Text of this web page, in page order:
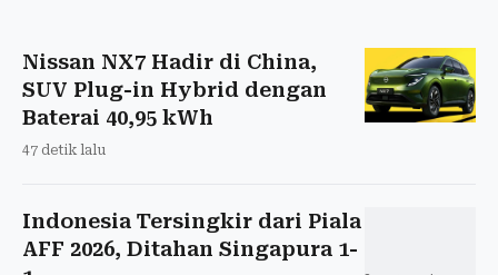
Nissan NX7 Hadir di China,
SUV Plug-in Hybrid dengan
Baterai 40,95 kWh
47 detik lalu
Indonesia Tersingkir dari Piala
AFF 2026, Ditahan Singapura 1-